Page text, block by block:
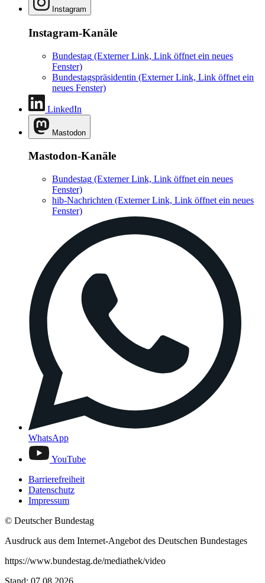
Instagram
Instagram-Kanäle
Bundestag (Externer Link, Link öffnet ein neues
Fenster)
Bundestagspräsidentin (Externer Link, Link öffnet ein
neues Fenster)
LinkedIn
Mastodon
Mastodon-Kanäle
Bundestag (Externer Link, Link öffnet ein neues
Fenster)
hib-Nachrichten (Externer Link, Link öffnet ein neues
Fenster)
WhatsApp
YouTube
Barrierefreiheit
Datenschutz
Impressum
© Deutscher Bundestag
Ausdruck aus dem Internet-Angebot des Deutschen Bundestages
https://www.bundestag.de/mediathek/video
Stand: 07.08.2026